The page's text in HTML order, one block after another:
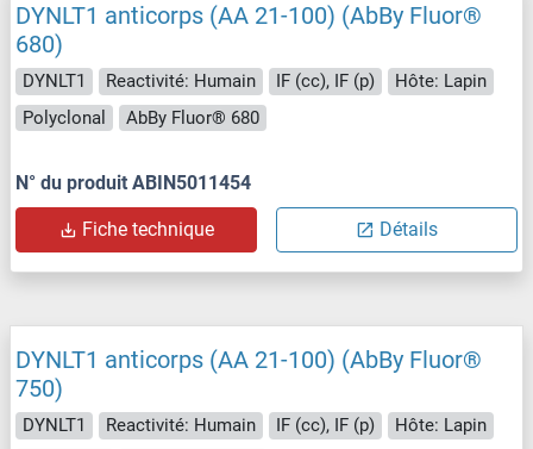
DYNLT1 anticorps (AA 21-100) (AbBy Fluor®
680)
DYNLT1 Reactivité: Humain IF (cc), IF (p)
Hôte: Lapin
Polyclonal
AbBy Fluor® 680
N° du produit ABIN5011454
Fiche technique Détails
DYNLT1 anticorps (AA 21-100) (AbBy Fluor®
750)
DYNLT1 Reactivité: Humain IF (cc), IF (p)
Hôte: Lapin